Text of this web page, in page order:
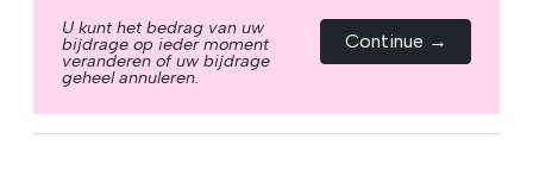
U kunt het bedrag van uw
bijdrage op ieder moment
veranderen of uw bijdrage
geheel annuleren.
Continue →